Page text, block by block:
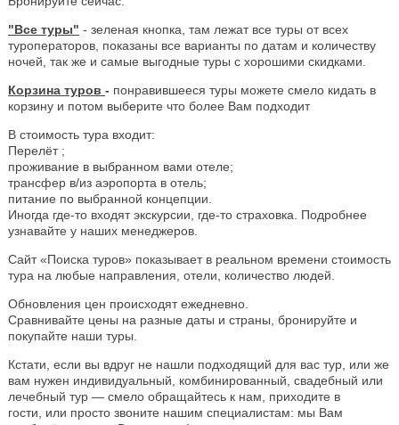
"Все туры" - зеленая кнопка, там лежат все туры от всех
туроператоров, показаны все варианты по датам и количеству
ночей, так же и самые выгодные туры с хорошими скидками.
Корзина туров - понравившееся туры можете смело кидать в
корзину и потом выберите что более Вам подходит
В стоимость тура входит:
Перелёт ;
проживание в выбранном вами отеле;
трансфер в/из аэропорта в отель;
питание по выбранной концепции.
Иногда где-то входят экскурсии, где-то страховка. Подробнее
узнавайте у наших менеджеров.
Сайт «Поиска туров» показывает в реальном времени стоимость
тура на любые направления, отели, количество людей.
Обновления цен происходят ежедневно.
Сравнивайте цены на разные даты и страны, бронируйте и
покупайте наши туры.
Кстати, если вы вдруг не нашли подходящий для вас тур, или же
вам нужен индивидуальный, комбинированный, свадебный или
лечебный тур — смело обращайтесь к нам, приходите в
гости, или просто звоните нашим специалистам: мы Вам